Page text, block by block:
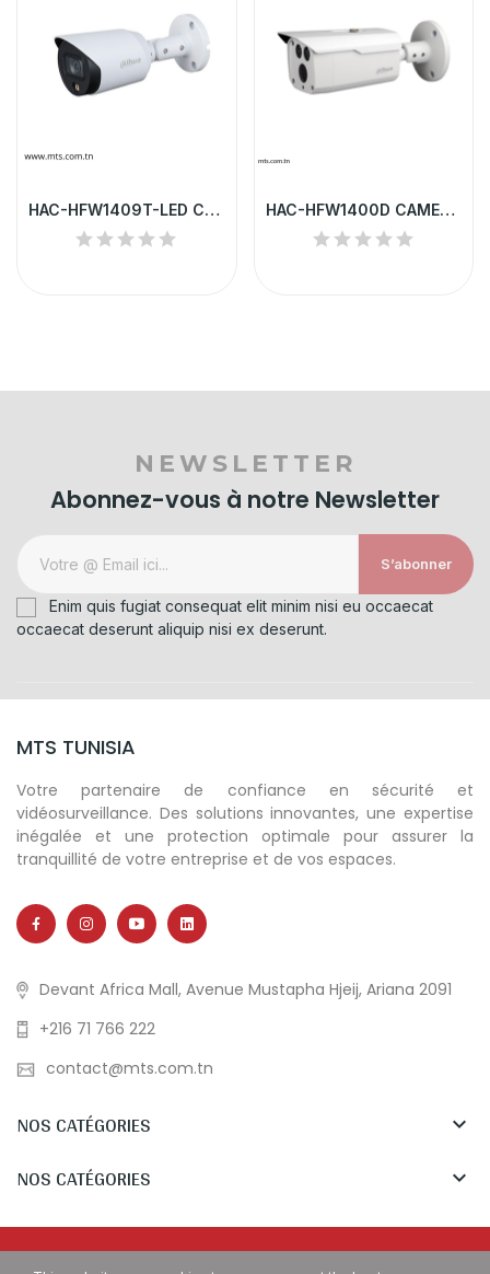
HAC-HFW1409T-LED CAMERA HD DAHUA TUBE 4MP FULL... HAC-HFW1400D CAMERA HD DAHUA TUBE 4MP IP67 IR 80 M
NEWSLETTER
Abonnez-vous à notre Newsletter
S’abonner
Enim quis fugiat consequat elit minim nisi eu occaecat
occaecat deserunt aliquip nisi ex deserunt.
MTS TUNISIA
Votre partenaire de confiance en sécurité et
vidéosurveillance. Des solutions innovantes, une expertise
inégalée et une protection optimale pour assurer la
tranquillité de votre entreprise et de vos espaces.
Devant Africa Mall, Avenue Mustapha Hjeij, Ariana 2091
+216 71 766 222
contact@mts.com.tn
NOS CATÉGORIES 
NOS CATÉGORIES 